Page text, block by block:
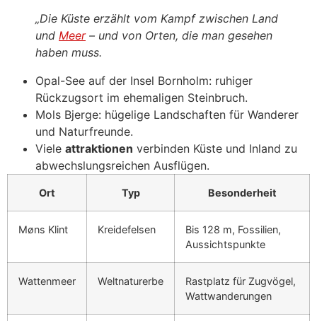
„Die Küste erzählt vom Kampf zwischen Land
und Meer– und von Orten, die man gesehen
haben muss.
Opal-See auf der Insel Bornholm: ruhiger
Rückzugsort im ehemaligen Steinbruch.
Mols Bjerge: hügelige Landschaften für Wanderer
und Naturfreunde.
Viele attraktionen verbinden Küste und Inland zu
abwechslungsreichen Ausflügen.
Ort Typ Besonderheit
Møns Klint Kreidefelsen
Bis 128 m, Fossilien,
Aussichtspunkte
Wattenmeer Weltnaturerbe
Rastplatz für Zugvögel,
Wattwanderungen